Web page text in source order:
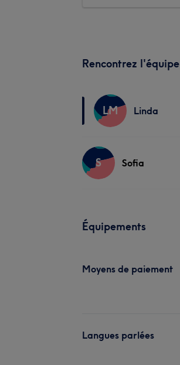
Rencontrez l'équipe
LM Linda
S Sofia
Équipements
Moyens de paiement
Langues parlées